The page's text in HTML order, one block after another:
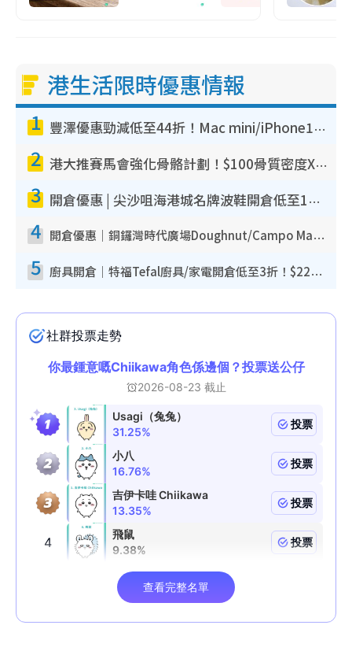
港生活限時優惠情報
1 豐澤優惠勁減低至44折！Mac mini/iPhone17Pro大減價！廚房家電$220起
2 港大推賽馬會強化骨骼計劃！$100骨質密度X光檢查 完成免費運動訓練送超市禮券！附參加資格
3 開倉優惠 | 尖沙咀海港城名牌波鞋開倉低至1折！On鞋$899起／Joy&Peace鞋履$98起
4 開倉優惠｜銅鑼灣時代廣場Doughnut/Campo Marzio開倉低至1折！背囊、書包、手袋劈價$200起
5 廚具開倉｜特福Tefal廚具/家電開倉低至3折！$220起買平底鍋/炒鑊/湯煲！電飯煲/吸塵機/燙斗$418起